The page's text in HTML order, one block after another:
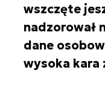
wszczęte
nadzorował
dane
wysoka kara